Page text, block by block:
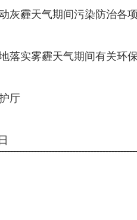
灰霾天气期间污染防治各
实雾霾天气期间有关环
厅